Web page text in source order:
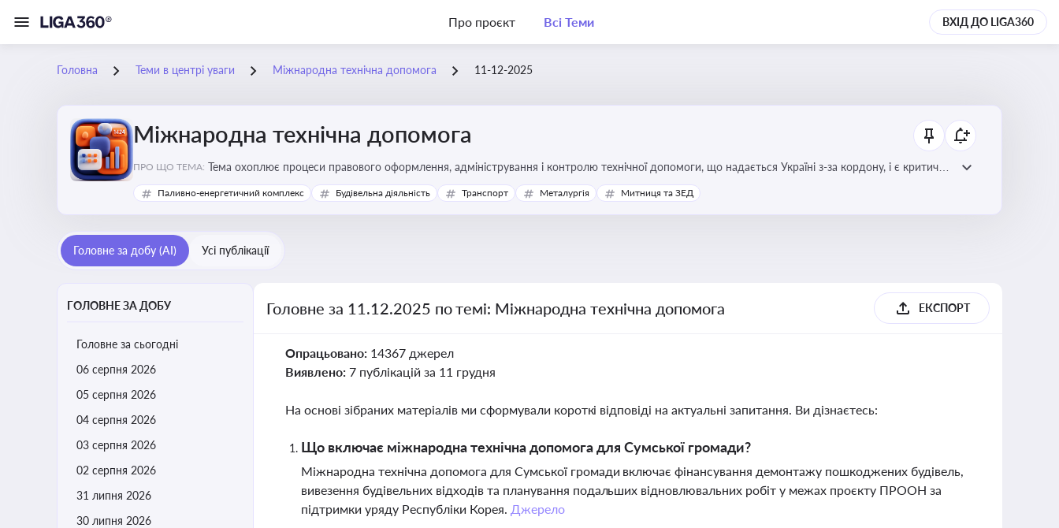
Про проєкт Всі Теми ВХІД ДО LIGA360
Головна Теми в центрі уваги Міжнародна технічна допомога 11-12-2025
Міжнародна технічна допомога
ПРО ЩО ТЕМА: Тема охоплює процеси правового оформлення, адміністрування і контролю технічної допомоги, що надається Україні з-за кордону, і є критично
важливою для ефективного використання ресурсів у сфері розвитку, реформ та інфраструктурних проєктів
Паливно-енергетичний комплекс Будівельна діяльність Транспорт Металургія Митниця та ЗЕД
Головне за добу (AI) Усі публікації
ГОЛОВНЕ ЗА ДОБУ
Головне за сьогодні
06 серпня 2026
05 серпня 2026
04 серпня 2026
03 серпня 2026
02 серпня 2026
31 липня 2026
30 липня 2026
Головне за 11.12.2025 по темі: Міжнародна технічна допомога ЕКСПОРТ
Опрацьовано: 14367 джерел
Виявлено: 7 публікацій за 11 грудня
На основі зібраних матеріалів ми сформували короткі відповіді на актуальні запитання. Ви дізнаєтесь:
Що включає міжнародна технічна допомога для Сумської громади?
Міжнародна технічна допомога для Сумської громади включає фінансування демонтажу пошкоджених будівель,
вивезення будівельних відходів та планування подальших відновлювальних робіт у межах проєкту ПРООН за
підтримки уряду Республіки Корея. Джерело